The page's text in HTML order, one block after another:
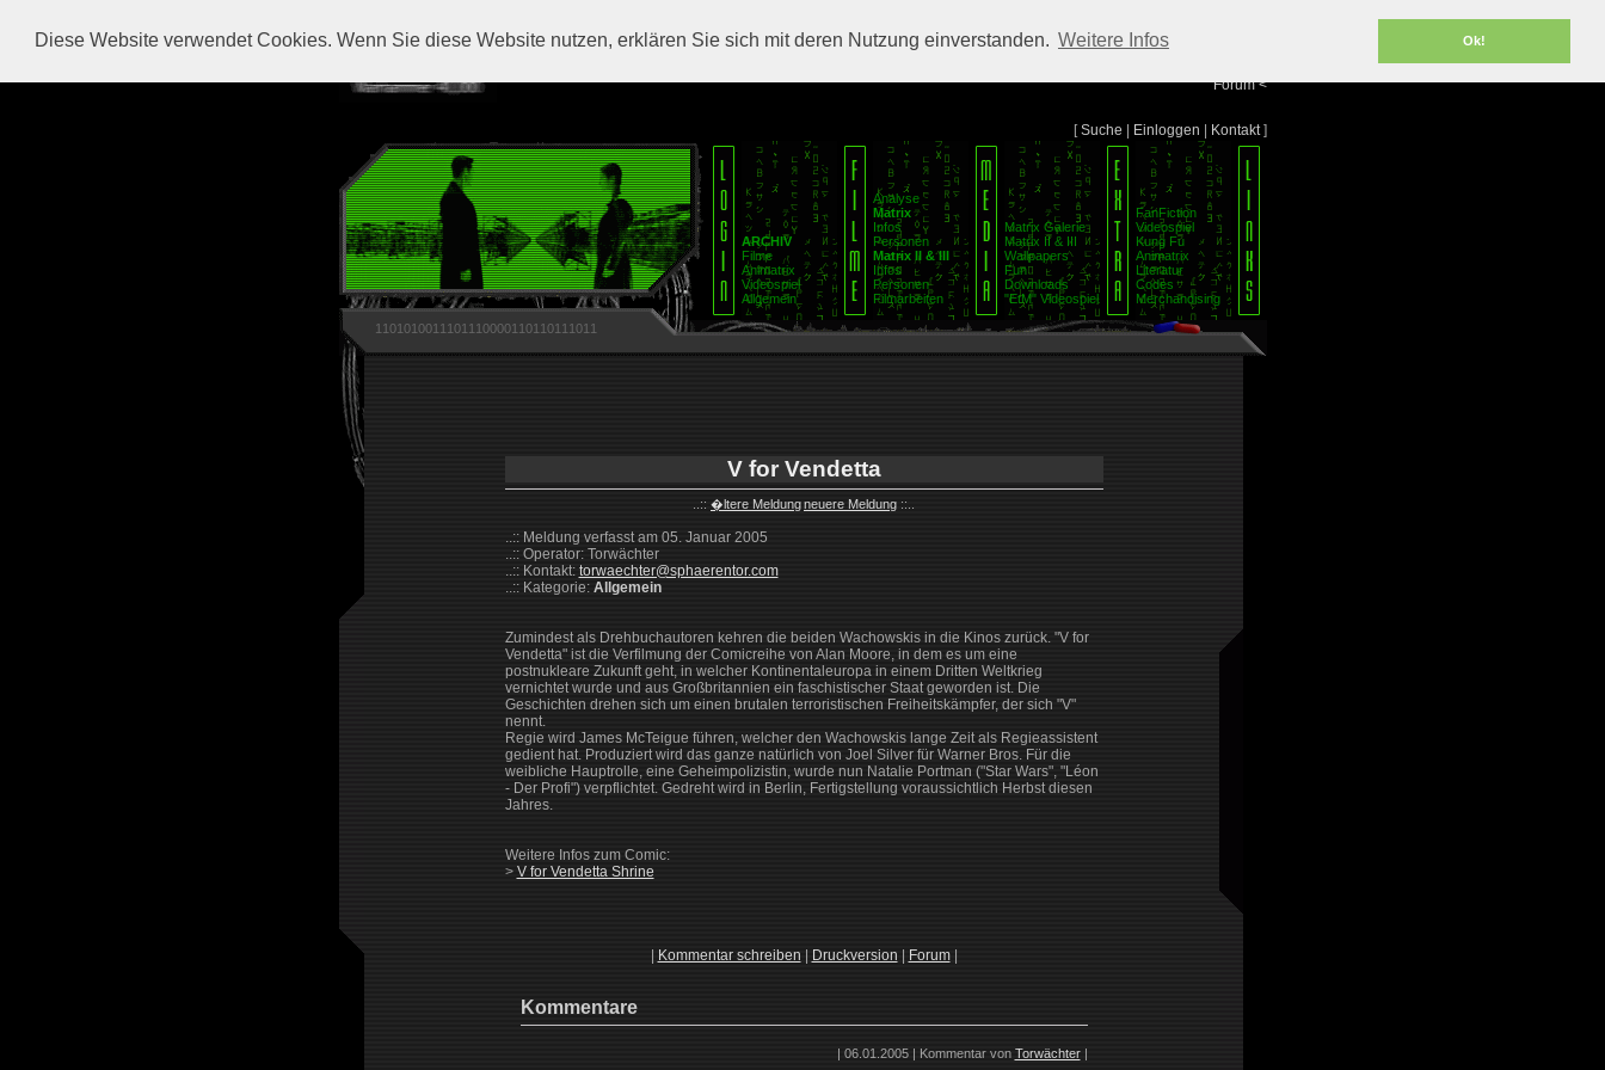
Diese Website verwendet Cookies. Wenn Sie diese Website nutzen, erklären Sie sich mit deren Nutzung einverstanden. Weitere Infos Ok!
Info/Impressum
Forum<
[Suche Einloggen Kontakt]
ARCHIV
Filme
Animatrix
Videospiel
Allgemein
Analyse
Matrix
Infos
Personen
Matrix II & III
Infos
Personen
Filmarbeiten
Matrix Galerie
Matrix II & III
Wallpapers
Fun
Downloads
"EtM" Videospiel
FanFiction
Videospiel
Kung Fu
Animatrix
Literatur
Codes
Merchandising
1101010011101110000110110111011
V for Vendetta
..:: �ltere Meldungneuere Meldung ::..
..:: Meldung verfasst am 05. Januar 2005
..:: Operator: Torwächter
..:: Kontakt: torwaechter@sphaerentor.com
..:: Kategorie: Allgemein
Zumindest als Drehbuchautoren kehren die beiden Wachowskis in die Kinos zurück. "V for
Vendetta" ist die Verfilmung der Comicreihe von Alan Moore, in dem es um eine
postnukleare Zukunft geht, in welcher Kontinentaleuropa in einem Dritten Weltkrieg
vernichtet wurde und aus Großbritannien ein faschistischer Staat geworden ist. Die
Geschichten drehen sich um einen brutalen terroristischen Freiheitskämpfer, der sich "V"
nennt.
Regie wird James McTeigue führen, welcher den Wachowskis lange Zeit als Regieassistent
gedient hat. Produziert wird das ganze natürlich von Joel Silver für Warner Bros. Für die
weibliche Hauptrolle, eine Geheimpolizistin, wurde nun Natalie Portman ("Star Wars", "Léon
- Der Profi") verpflichtet. Gedreht wird in Berlin, Fertigstellung voraussichtlich Herbst diesen
Jahres.
Weitere Infos zum Comic:
> V for Vendetta Shrine
Kommentar schreiben Druckversion Forum|
Kommentare
| 06.01.2005 | Kommentar von Torwächter|